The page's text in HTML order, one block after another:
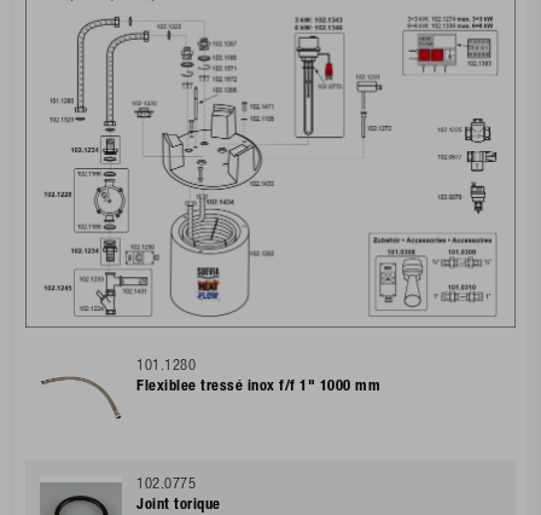
101.1280
Flexiblee tressé inox f/f 1" 1000 mm
102.0775
Joint torique